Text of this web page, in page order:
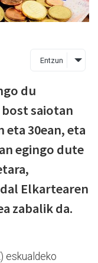
Entzun
du
saiotan
eta 30ean, eta
egingo dute
Elkartearen
zabalik da.
eskualdeko